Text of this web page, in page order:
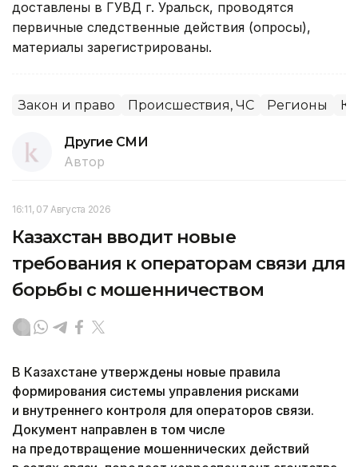
доставлены в ГУВД г. Уральск, проводятся
первичные следственные действия (опросы),
материалы зарегистрированы.
Закон и право Происшествия, ЧС Регионы
Другие СМИ
Автор
16:11, 07 Августа 2026
Казахстан вводит новые
требования к операторам связи для
борьбы с мошенничеством
В Казахстане утверждены новые правила
формирования системы управления рисками
и внутреннего контроля для операторов связи.
Документ направлен в том числе
на предотвращение мошеннических действий